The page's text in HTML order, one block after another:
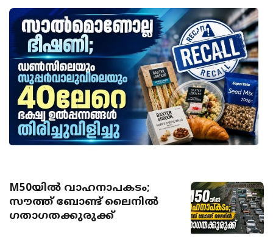
M50യിൽ വാഹനാപകടം;
സൗത്ത് ബോണ്ട് ലൈനിൽ
ഗതാഗതക്കുരുക്ക്